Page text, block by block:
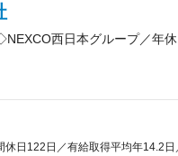
西日本グループ／年
日122日／有給取得平均年14.2